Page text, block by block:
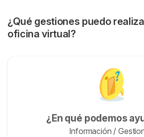
¿Qué gestiones puedo
oficina virtual?
¿En qué podemos
Información /